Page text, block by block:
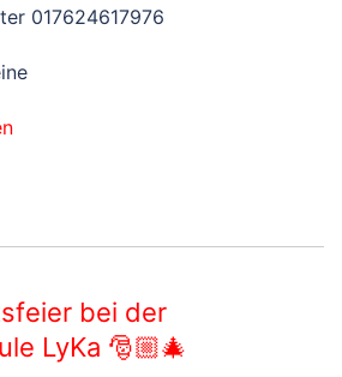
017624617976
bei der
LyKa 🎅🏼🎄